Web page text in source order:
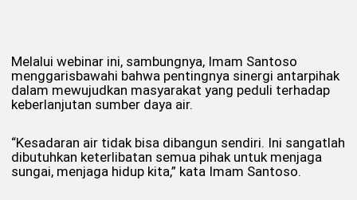
Melalui webinar ini, sambungnya, Imam Santoso
menggarisbawahi bahwa pentingnya sinergi antarpihak
dalam mewujudkan masyarakat yang peduli terhadap
keberlanjutan sumber daya air.
“Kesadaran air tidak bisa dibangun sendiri. Ini sangatlah
dibutuhkan keterlibatan semua pihak untuk menjaga
sungai, menjaga hidup kita,” kata Imam Santoso.